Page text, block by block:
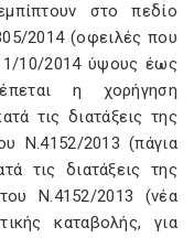
στο πεδίο
2014 (οφειλές που
1/10/2014 ύψους έως
η χορήγηση
τις διατάξεις της
Ν.4152/2013 (πάγια
τις διατάξεις της
Ν.4152/2013 (νέα
καταβολής, για